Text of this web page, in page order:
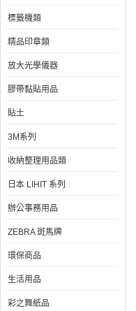
標籤機類
精品印章類
放大光學儀器
膠帶黏貼用品
貼土
3M系列
收納整理用品類
日本 LIHIT 系列
辦公事務用品
ZEBRA 斑馬牌
環保商品
生活用品
彩之舞紙品